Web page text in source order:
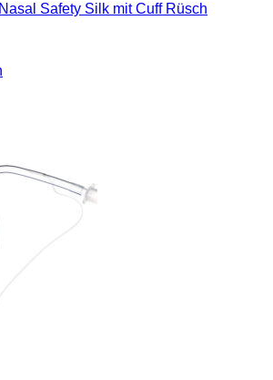
Safety Silk mit Cuff Rüsch